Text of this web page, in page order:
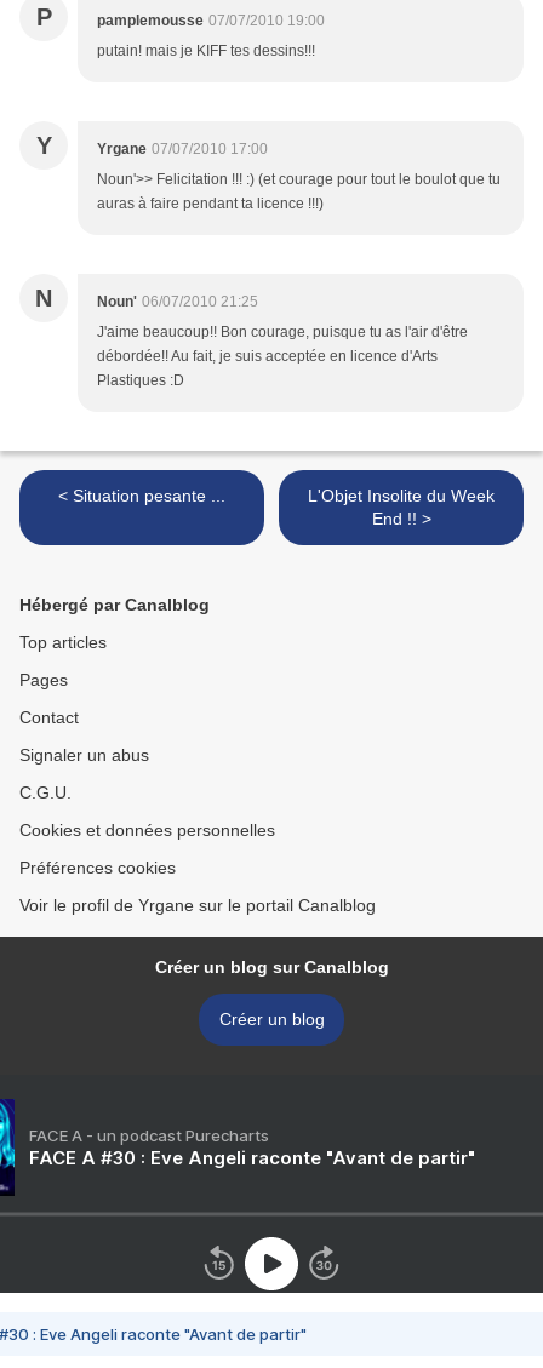
P pamplemousse 07/07/2010 19:00
putain! mais je KIFF tes dessins!!!
Y Yrgane 07/07/2010 17:00
Noun'>> Felicitation !!! :) (et courage pour tout le boulot que tu
auras à faire pendant ta licence !!!)
N Noun' 06/07/2010 21:25
J'aime beaucoup!! Bon courage, puisque tu as l'air d'être
débordée!! Au fait, je suis acceptée en licence d'Arts
Plastiques :D
< Situation pesante ...
L'Objet Insolite du Week
End !! >
Hébergé par Canalblog
Top articles
Pages
Contact
Signaler un abus
C.G.U.
Cookies et données personnelles
Préférences cookies
Voir le profil de Yrgane sur le portail Canalblog
Créer un blog sur Canalblog
Créer un blog
FACE A - un podcast Purecharts
FACE A #30 : Eve Angeli raconte "Avant de partir"
#30 : Eve Angeli raconte "Avant de partir"